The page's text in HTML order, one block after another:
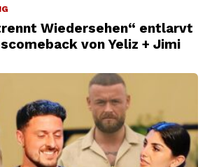
Wiedersehen“ entlarvt
von Yeliz + Jimi